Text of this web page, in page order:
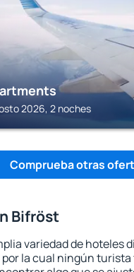
2026, 2 noches
Comprueba otras
Bifröst
variedad de hoteles
la cual ningún